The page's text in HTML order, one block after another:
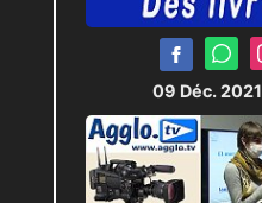
09 Déc. 2021